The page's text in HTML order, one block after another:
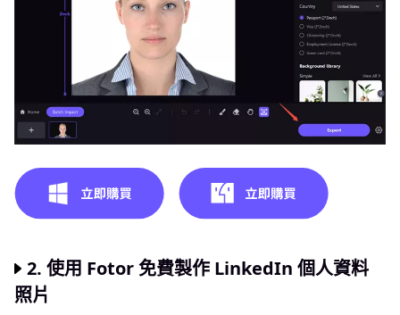
2. 使用 Fotor 免費製作 LinkedIn 個人資料
照片